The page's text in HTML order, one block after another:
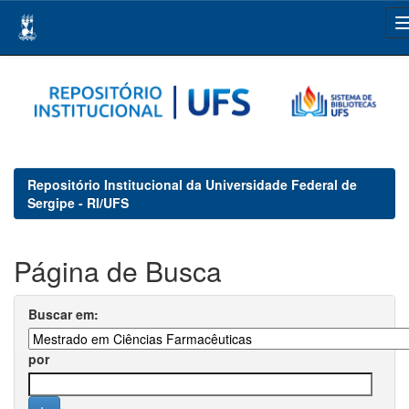
navigation
Repositório Institucional da Universidade Federal de
Sergipe - RI/UFS
Página de Busca
Buscar em:
por